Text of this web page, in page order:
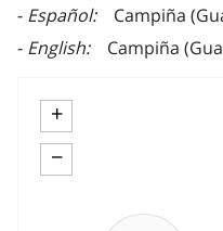
Español
Campiña
English
Campiña
+
−